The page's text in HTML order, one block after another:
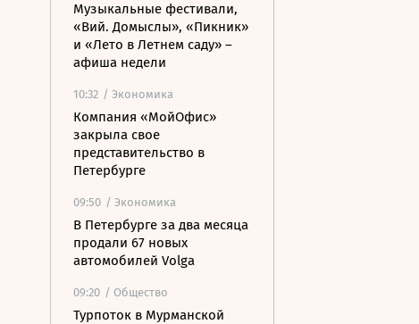
Музыкальные фестивали,
«Вий. Домыслы», «Пикник»
и «Лето в Летнем саду» –
афиша недели
10:32 / Экономика
Компания «МойОфис»
закрыла свое
представительство в
Петербурге
09:50 / Экономика
В Петербурге за два месяца
продали 67 новых
автомобилей Volga
09:20 / Общество
Турпоток в Мурманской